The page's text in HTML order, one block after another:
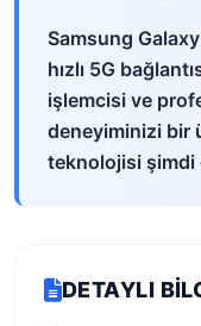
Samsung
hızlı 5G
işlemcisi ve
deneyiminizi bir
teknolojisi şimdi
DETAYLI